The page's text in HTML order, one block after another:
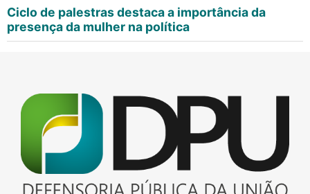
Ciclo de palestras destaca a importância da
presença da mulher na política